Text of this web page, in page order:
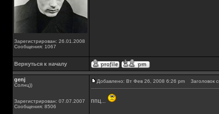
Зарегистрирован: 26.01.2008
Сообщения: 1067
Вернуться к началу
genj
Солнц))
Зарегистрирован: 07.07.2007
Сообщения: 8506
Добавлено: Вт Фев 26, 2008 6:26 pm Заголовок
ппц...